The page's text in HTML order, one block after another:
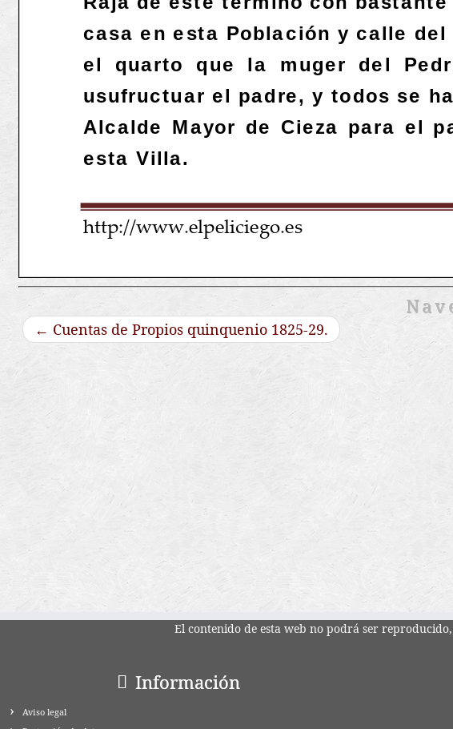
← Cuentas de Propios quinquenio 1825-29.
El contenido de esta web no podrá ser
Información
Aviso legal